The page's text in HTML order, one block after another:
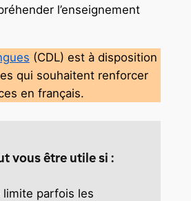
l’enseignement
(CDL) est à disposition
qui souhaitent renforcer
en français.
vous être utile si :
limite parfois les